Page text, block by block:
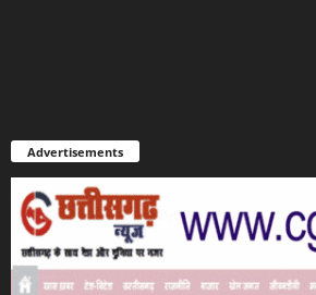
Advertisements